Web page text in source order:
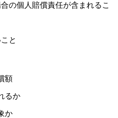
の個人賠償責任が含まれるこ
と
額
るか
か